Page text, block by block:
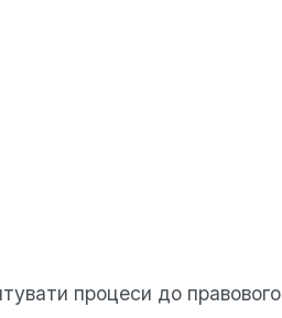
процеси до правового